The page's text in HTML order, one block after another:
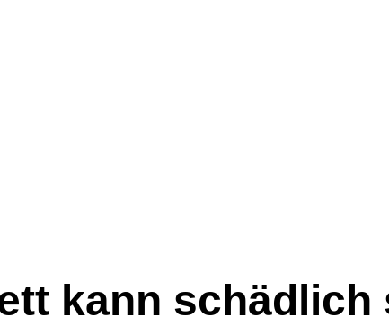
kann schädlich